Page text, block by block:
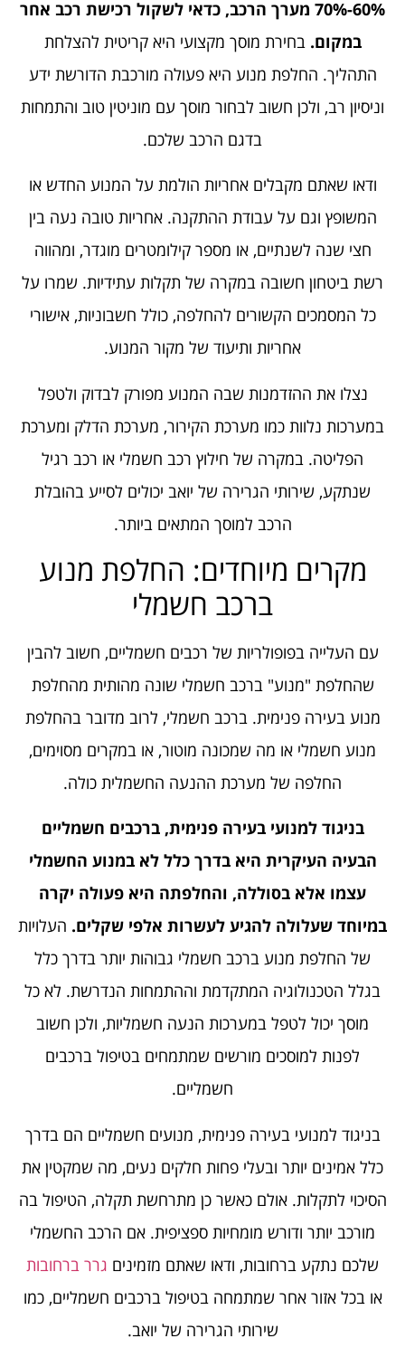
60%-70% מערך הרכב, כדאי לשקול רכישת רכב אחר
במקום. בחירת מוסך מקצועי היא קריטית להצלחת
התהליך. החלפת מנוע היא פעולה מורכבת הדורשת ידע
וניסיון רב, ולכן חשוב לבחור מוסך עם מוניטין טוב והתמחות
בדגם הרכב שלכם.
ודאו שאתם מקבלים אחריות הולמת על המנוע החדש או
המשופץ וגם על עבודת ההתקנה. אחריות טובה נעה בין
חצי שנה לשנתיים, או מספר קילומטרים מוגדר, ומהווה
רשת ביטחון חשובה במקרה של תקלות עתידיות. שמרו על
כל המסמכים הקשורים להחלפה, כולל חשבוניות, אישורי
אחריות ותיעוד של מקור המנוע.
נצלו את ההזדמנות שבה המנוע מפורק לבדוק ולטפל
במערכות נלוות כמו מערכת הקירור, מערכת הדלק ומערכת
הפליטה. במקרה של חילוץ רכב חשמלי או רכב רגיל
שנתקע, שירותי הגרירה של יואב יכולים לסייע בהובלת
הרכב למוסך המתאים ביותר.
מקרים מיוחדים: החלפת מנוע
ברכב חשמלי
עם העלייה בפופולריות של רכבים חשמליים, חשוב להבין
שהחלפת "מנוע" ברכב חשמלי שונה מהותית מהחלפת
מנוע בעירה פנימית. ברכב חשמלי, לרוב מדובר בהחלפת
מנוע חשמלי או מה שמכונה מוטור, או במקרים מסוימים,
החלפה של מערכת ההנעה החשמלית כולה.
בניגוד למנועי בעירה פנימית, ברכבים חשמליים
הבעיה העיקרית היא בדרך כלל לא במנוע החשמלי
עצמו אלא בסוללה, והחלפתה היא פעולה יקרה
במיוחד שעלולה להגיע לעשרות אלפי שקלים. העלויות
של החלפת מנוע ברכב חשמלי גבוהות יותר בדרך כלל
בגלל הטכנולוגיה המתקדמת וההתמחות הנדרשת. לא כל
מוסך יכול לטפל במערכות הנעה חשמליות, ולכן חשוב
לפנות למוסכים מורשים שמתמחים בטיפול ברכבים
חשמליים.
בניגוד למנועי בעירה פנימית, מנועים חשמליים הם בדרך
כלל אמינים יותר ובעלי פחות חלקים נעים, מה שמקטין את
הסיכוי לתקלות. אולם כאשר כן מתרחשת תקלה, הטיפול בה
מורכב יותר ודורש מומחיות ספציפית. אם הרכב החשמלי
שלכם נתקע ברחובות, ודאו שאתם מזמינים גרר ברחובות
או בכל אזור אחר שמתמחה בטיפול ברכבים חשמליים, כמו
שירותי הגרירה של יואב.